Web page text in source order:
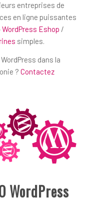
entreprises de
en ligne puissantes
WordPress Eshop /
simples.
dans la
? Contactez
WordPress